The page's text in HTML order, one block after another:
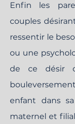
Enfin les
couples
ressentir le
ou une
de ce désir
enfant dans
maternel et